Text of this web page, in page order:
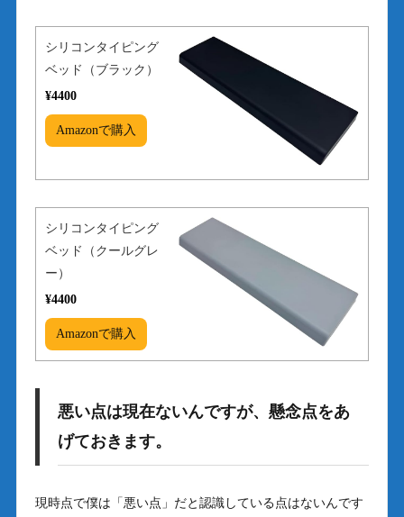
シリコンタイピング
ベッド（ブラック）
¥4400
Amazonで購入
シリコンタイピング
ベッド（クールグレ
ー）
¥4400
Amazonで購入
悪い点は現在ないんですが、懸念点をあ
げておきます。
現時点で僕は「悪い点」だと認識している点はないんです